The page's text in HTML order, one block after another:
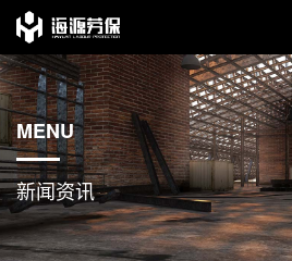
MENU
新闻资讯